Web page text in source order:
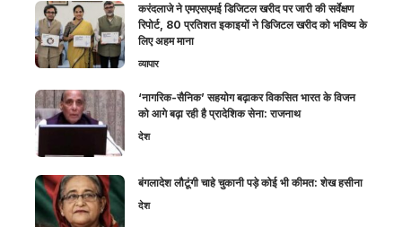
करंदलाजे ने एमएसएमई डिजिटल खरीद पर जारी की सर्वेक्षण
रिपोर्ट, 80 प्रतिशत इकाइयों ने डिजिटल खरीद को भविष्य के
लिए अहम माना
व्यापार
‘नागरिक-सैनिक’ सहयोग बढ़ाकर विकसित भारत के विजन
को आगे बढ़ा रही है प्रादेशिक सेना: राजनाथ
देश
बंगलादेश लौटूंगी चाहे चुकानी पड़े कोई भी कीमत: शेख हसीना
देश